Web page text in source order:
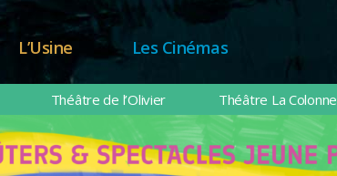
L’Usine Les Cinémas
Théâtre de l’Olivier Théâtre La Colonne